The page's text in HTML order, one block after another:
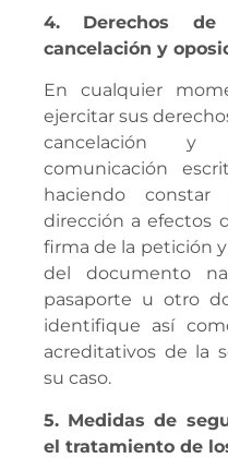
4. Derechos de
cancelación y
En cualquier
ejercitar sus
cancelación y
comunicación
haciendo
dirección a efectos
firma de la petición
del documento
pasaporte u otro
identifique así
acreditativos de la
su caso.
5. Medidas de
el tratamiento de